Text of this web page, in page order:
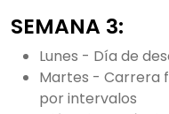
SEMANA 3:
Lunes - Día de
Martes - Carrera
por intervalos